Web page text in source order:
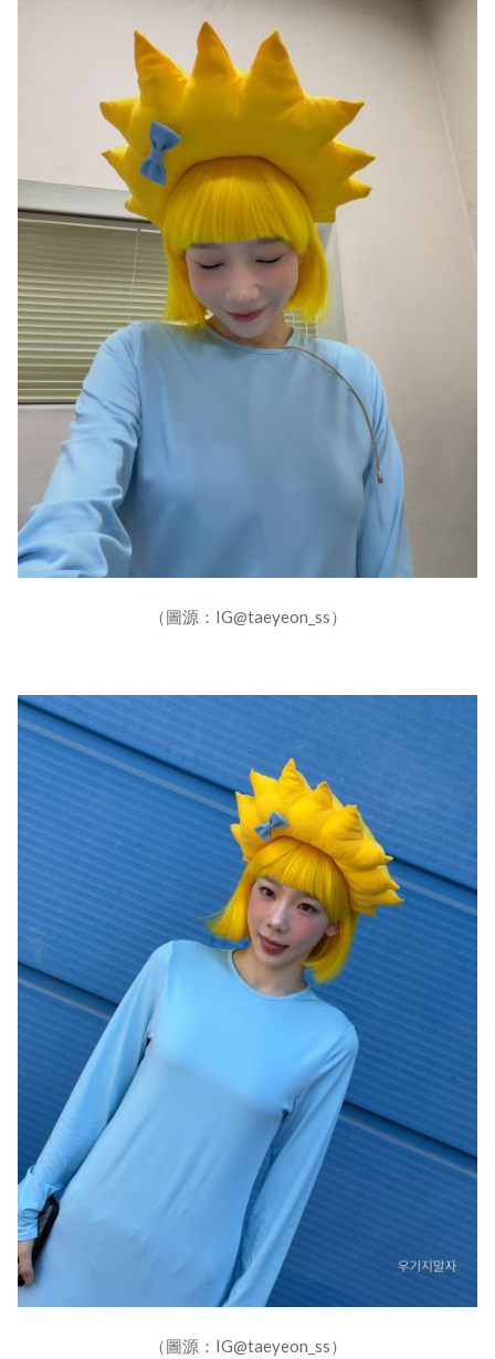
（圖源：IG@taeyeon_ss）
（圖源：IG@taeyeon_ss）